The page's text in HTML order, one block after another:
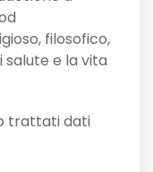
filosofico,
salute e la vita
trattati dati